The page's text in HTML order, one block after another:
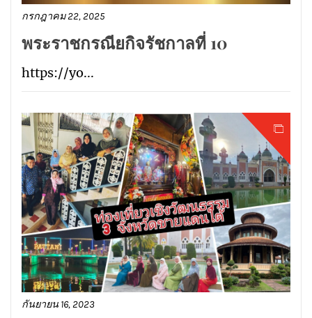
กรกฎาคม 22, 2025
พระราชกรณียกิจรัชกาลที่ 10
https://yo...
กันยายน 16, 2023